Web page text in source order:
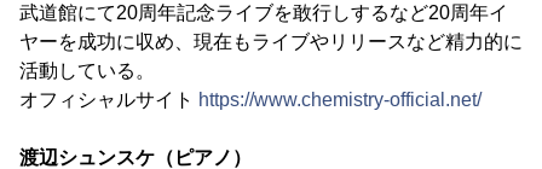
武道館にて20周年記念ライブを敢行しするなど20周年イ
ヤーを成功に収め、現在もライブやリリースなど精力的に
活動している。
オフィシャルサイト https://www.chemistry-official.net/
渡辺シュンスケ（ピアノ）